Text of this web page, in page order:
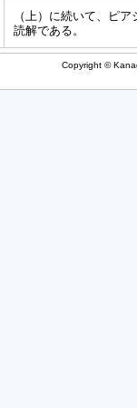
（上）に続いて、ピ
読解である。
Copyright ©